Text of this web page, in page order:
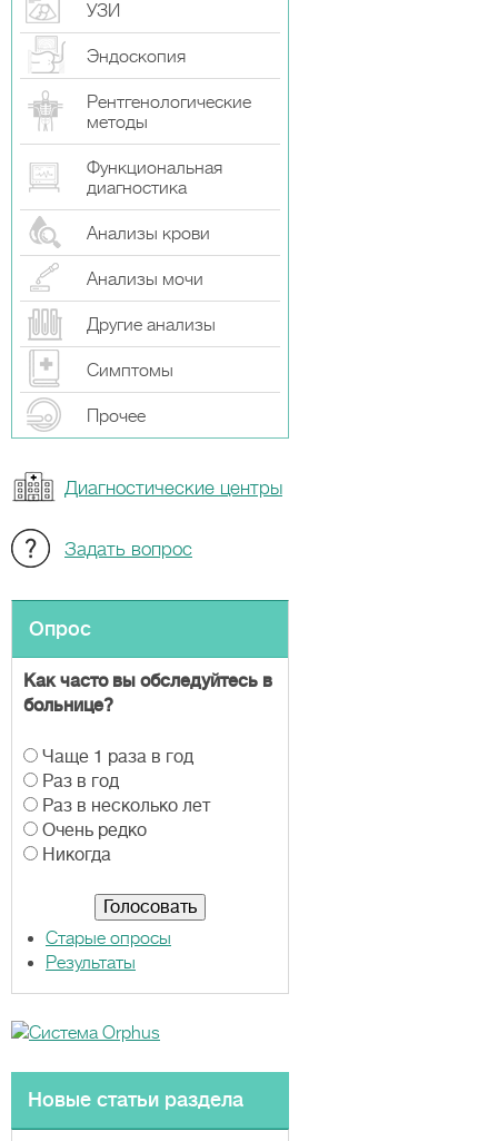
УЗИ
Эндоскопия
Рентгенологические
методы
Функциональная
диагностика
Анализы крови
Анализы мочи
Другие анализы
Симптомы
Прочeе
Диагностические центры
Задать вопрос
Опрос
Как часто вы обследуйтесь в
больнице?
В
а
р
и
а
Чаще 1 раза в год
Раз в год
Раз в несколько лет
Очень редко
Никогда
Старые опросы
Результаты
Новые статьи раздела